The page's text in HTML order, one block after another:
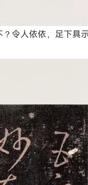
令人依依，足下具